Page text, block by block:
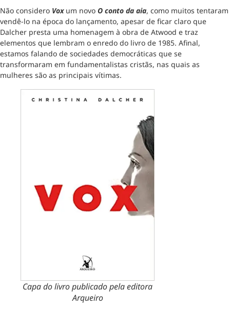
Não considero Voxum novo O conto da aia, como muitos tentaram
vendê-lo na época do lançamento, apesar de ficar claro que
Dalcher presta uma homenagem à obra de Atwood e traz
elementos que lembram o enredo do livro de 1985. Afinal,
estamos falando de sociedades democráticas que se
transformaram em fundamentalistas cristãs, nas quais as
mulheres são as principais vítimas.
Capa do livro publicado pela editora
Arqueiro